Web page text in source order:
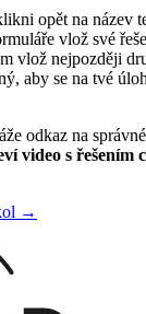
opět na název
vlož své
vlož nejpozději
aby se na tvé
odkaz na
video s řešením
→